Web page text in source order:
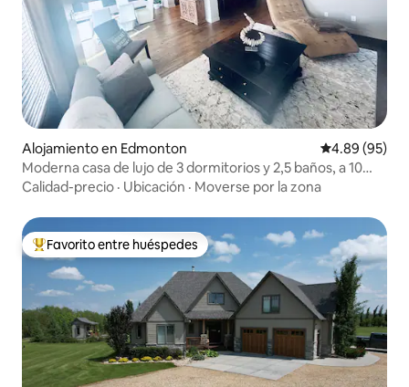
Alojamiento en Edmonton Calificación
4.89 (95)
Moderna casa de lujo de 3 dormitorios y 2,5 baños, a 10
minutos de WEM
Calidad-precio · Ubicación · Moverse por la zona
Favorito entre huéspedes preferido
Favorito entre huéspedes